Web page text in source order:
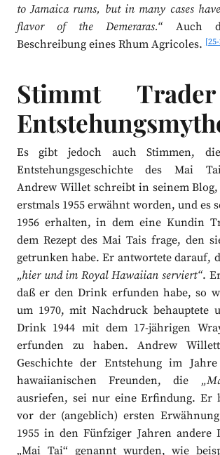
to Jamaica rums, but in many cases
flavor of the Demeraras.“Auch
Beschreibung eines Rhum Agricoles.
Stimmt
Es gibt jedoch auch Stimmen,
Entstehungsgeschichte des Mai
Andrew Willet schreibt in seinem
erstmals 1955 erwähnt worden, und es
1956 erhalten, in dem eine Kundin
dem Rezept des Mai Tais frage, den
getrunken habe. Er antwortete darauf,
„hier und im Royal Hawaiian serviert“.
daß er den Drink erfunden habe, so
um 1970, mit Nachdruck behauptete
Drink 1944 mit dem 17-jährigen
erfunden zu haben. Andrew
Geschichte der Entstehung im
hawaiianischen Freunden, die
ausriefen, sei nur eine Erfindung. Er
vor der (angeblich) ersten
1955 in den Fünfziger Jahren andere
„Mai Tai“ genannt wurden, wie